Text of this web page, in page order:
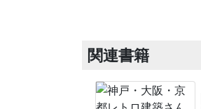
関連書籍